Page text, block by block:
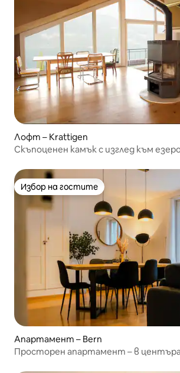
Лофт – Krattigen
Скъпоценен камък с изглед към
Избор на гостите
Избор на гостите
Апартамент – Bern
Просторен апартамент – в центъра